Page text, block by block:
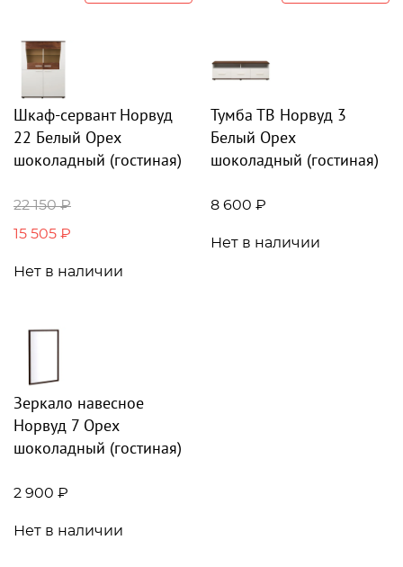
Шкаф-сервант Норвуд
22 Белый Орех
шоколадный (гостиная)
22 150 ₽
15 505 ₽
Нет в наличии
Тумба ТВ Норвуд 3
Белый Орех
шоколадный (гостиная)
8 600 ₽
Нет в наличии
Зеркало навесное
Норвуд 7 Орех
шоколадный (гостиная)
2 900 ₽
Нет в наличии